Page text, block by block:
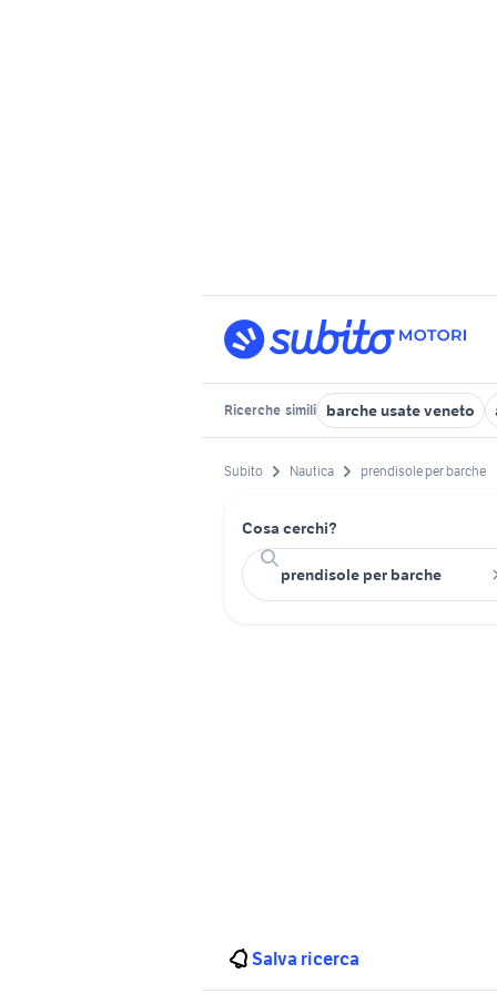
Ricerche simili barche usate veneto
Subito Nautica prendisole per barche
Cosa cerchi?
Salva ricerca